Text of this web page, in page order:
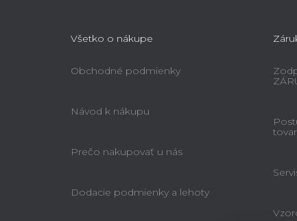
Všetko o nákupe
Obchodné podmienky
Návod k nákupu
Prečo nakupovať u nás
Dodacie podmienky a lehoty